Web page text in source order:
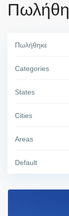
Πωλήθηκε
Categories
States
Cities
Areas
Default